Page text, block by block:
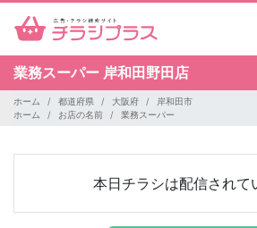
業務スーパー 岸和田野田店
ホーム 都道府県 大阪府
岸和田市
ホーム
お店の名前 業務スーパー
本日チラシは配信されて